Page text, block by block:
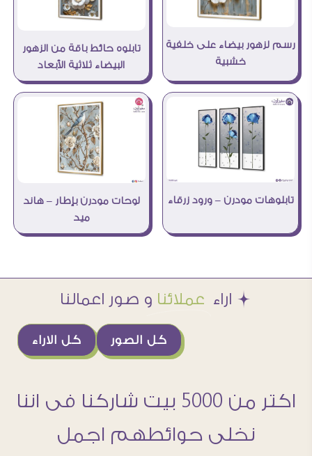
رسم لزهور بيضاء على خلفية
خشبية
تابلوه حائط باقة من الزهور
البيضاء ثلاثية الأبعاد
تابلوهات مودرن – ورود زرقاء
لوحات مودرن بإطار – هاند
ميد
Æ اراء عملائنا و صور اعمالنا
كل الاراء كل الصور
اكتر من 5000 بيت شاركنا فى اننا
نخلى حوائطهم اجمل